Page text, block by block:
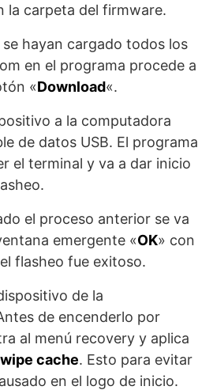
la carpeta del firmware.
se hayan cargado todos los
en el programa procede a
«Download«.
a la computadora
de datos USB. El programa
el terminal y va a dar inicio
el proceso anterior se va
emergente «OK» con
flasheo fue exitoso.
de la
de encenderlo por
al menú recovery y aplica
wipe cache. Esto para evitar
en el logo de inicio.